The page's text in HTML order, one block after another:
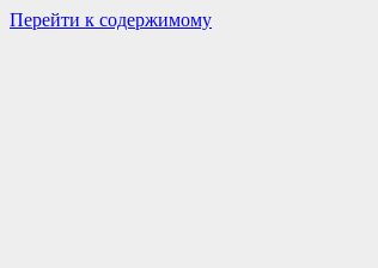
Перейти к содержимому